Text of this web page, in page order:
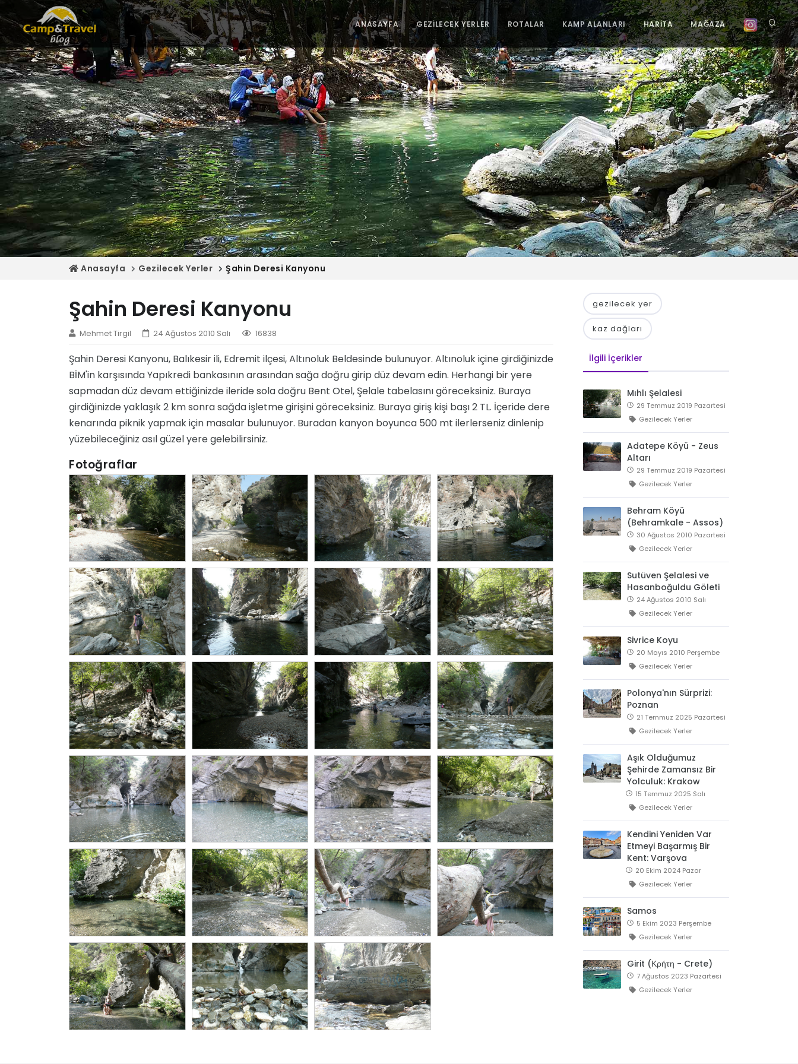
ANASAYFA GEZİLECEK YERLER ROTALAR KAMP ALANLARI HARİTA MAĞAZA
Anasayfa Gezilecek Yerler Şahin Deresi Kanyonu
Şahin Deresi Kanyonu
Mehmet Tirgil 24 Ağustos 2010 Salı 16838
Şahin Deresi Kanyonu, Balıkesir ili, Edremit ilçesi, Altınoluk Beldesinde bulunuyor. Altınoluk içine girdiğinizde
BİM'in karşısında Yapıkredi bankasının arasından sağa doğru girip düz devam edin. Herhangi bir yere
sapmadan düz devam ettiğinizde ileride sola doğru Bent Otel, Şelale tabelasını göreceksiniz. Buraya
girdiğinizde yaklaşık 2 km sonra sağda işletme girişini göreceksiniz. Buraya giriş kişi başı 2 TL. İçeride dere
kenarında piknik yapmak için masalar bulunuyor. Buradan kanyon boyunca 500 mt ilerlerseniz dinlenip
yüzebileceğiniz asıl güzel yere gelebilirsiniz.
Fotoğraflar
gezilecek yer
kaz dağları
İlgili İçerikler
Mıhlı Şelalesi
29 Temmuz 2019 Pazartesi
Gezilecek Yerler
Adatepe Köyü - Zeus
Altarı
29 Temmuz 2019 Pazartesi
Gezilecek Yerler
Behram Köyü
(Behramkale - Assos)
30 Ağustos 2010 Pazartesi
Gezilecek Yerler
Sutüven Şelalesi ve
Hasanboğuldu Göleti
24 Ağustos 2010 Salı
Gezilecek Yerler
Sivrice Koyu
20 Mayıs 2010 Perşembe
Gezilecek Yerler
Polonya'nın Sürprizi:
Poznan
21 Temmuz 2025 Pazartesi
Gezilecek Yerler
Aşık Olduğumuz
Şehirde Zamansız Bir
Yolculuk: Krakow
15 Temmuz 2025 Salı
Gezilecek Yerler
Kendini Yeniden Var
Etmeyi Başarmış Bir
Kent: Varşova
20 Ekim 2024 Pazar
Gezilecek Yerler
Samos
5 Ekim 2023 Perşembe
Gezilecek Yerler
Girit (Κρήτη - Crete)
7 Ağustos 2023 Pazartesi
Gezilecek Yerler